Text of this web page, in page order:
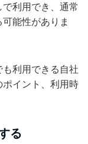
利用でき、通常
能性がありま
利用できる自社
イント、利用時
る